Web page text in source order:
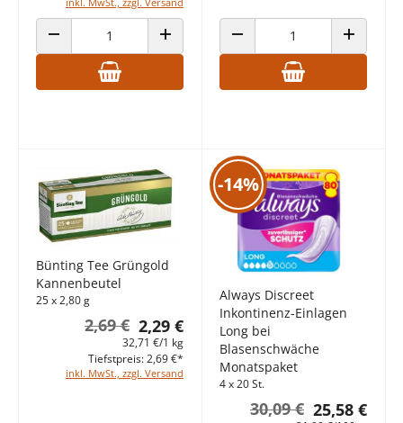
ANZAHL VERRINGERN ANZAHL ERHÖHENANZAHL VERRINGERN ANZAHL
Bünting Tee Grüngold
Kannenbeutel
25 x 2,80 g
2,29 €
2,69 €
32,71 €/1 kg
inkl. MwSt., zzgl. Versand
Tiefstpreis: 2,69 €*
-14%
Always Discreet
Inkontinenz-Einlagen
Long bei
Blasenschwäche
Monatspaket
4 x 20 St.
25,58 €
30,09 €